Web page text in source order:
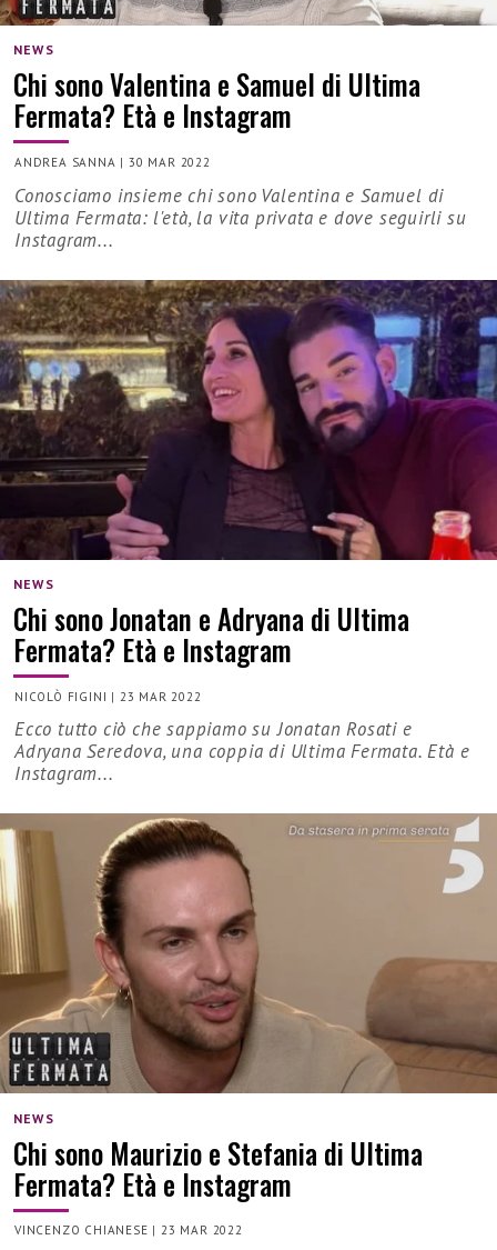
NEWS
Chi sono Valentina e Samuel di Ultima
Fermata? Età e Instagram
ANDREA SANNA |30 MAR 2022
Conosciamo insieme chi sono Valentina e Samuel di
Ultima Fermata: l'età, la vita privata e dove seguirli su
Instagram...
NEWS
Chi sono Jonatan e Adryana di Ultima
Fermata? Età e Instagram
NICOLÒ FIGINI | 23 MAR 2022
Ecco tutto ciò che sappiamo su Jonatan Rosati e
Adryana Seredova, una coppia di Ultima Fermata. Età e
Instagram...
NEWS
Chi sono Maurizio e Stefania di Ultima
Fermata? Età e Instagram
VINCENZO CHIANESE |23 MAR 2022